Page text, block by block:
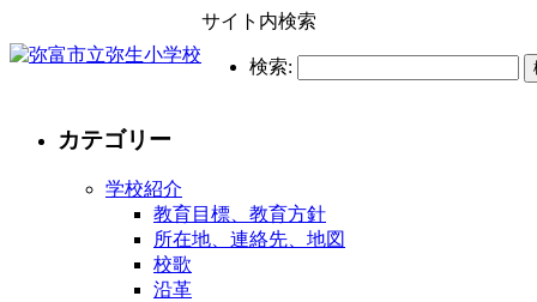
サイト内検索
検索:
カテゴリー
学校紹介
教育目標、教育方針
所在地、連絡先、地図
校歌
沿革